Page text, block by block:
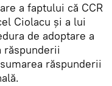
a faptului că CCR
Ciolacu și a lui
de adoptare a
răspunderii
răspunderii